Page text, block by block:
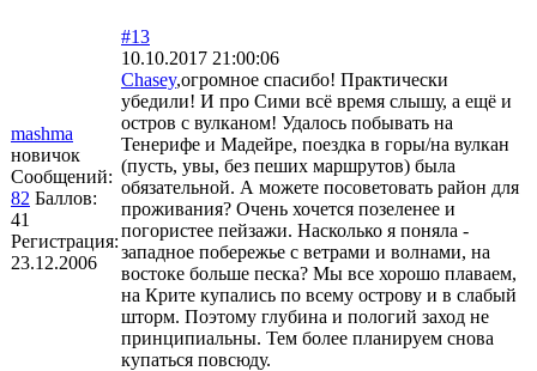
mashma
новичок
Сообщений:
82 Баллов:
41
Регистрация:
23.12.2006
#13
10.10.2017 21:00:06
Chasey,огромное спасибо! Практически
убедили! И про Сими всё время слышу, а ещё и
остров с вулканом! Удалось побывать на
Тенерифе и Мадейре, поездка в горы/на вулкан
(пусть, увы, без пеших маршрутов) была
обязательной. А можете посоветовать район для
проживания? Очень хочется позеленее и
погористее пейзажи. Насколько я поняла -
западное побережье с ветрами и волнами, на
востоке больше песка? Мы все хорошо плаваем,
на Крите купались по всему острову и в слабый
шторм. Поэтому глубина и пологий заход не
принципиальны. Тем более планируем снова
купаться повсюду.